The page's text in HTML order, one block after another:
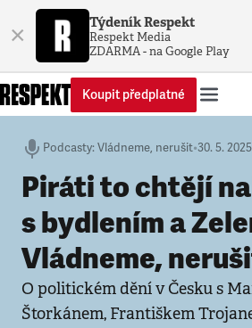
× Týdeník Respekt
Respekt Media
ZDARMA - na Google Play
Koupit předplatné
Podcasty: Vládneme, nerušit•30. 5. 2025
Piráti to chtějí
s bydlením a
Vládneme,
O politickém dění v Česku s
Štorkánem, Františkem